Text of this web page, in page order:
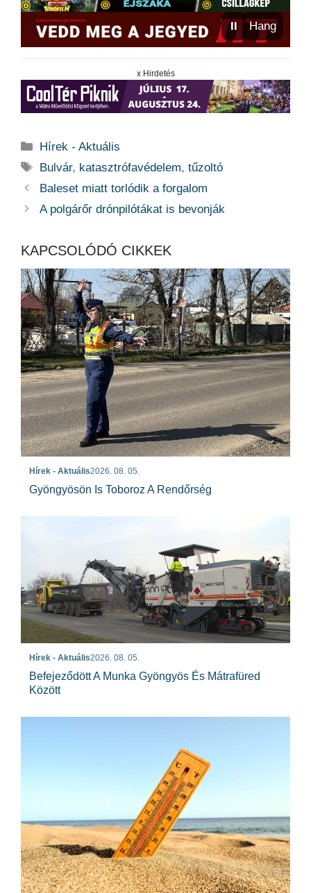
⏸ Hang
x Hirdetés
Kategória
Hírek - Aktuális
Címkék
Bulvár, katasztrófavédelem,tűzoltó
Baleset miatt torlódik a forgalom
A polgárőr drónpilótákat is bevonják
KAPCSOLÓDÓ CIKKEK
Hírek - Aktuális2026. 08. 05.
Gyöngyösön Is Toboroz A Rendőrség
Hírek - Aktuális2026. 08. 05.
Befejeződött A Munka Gyöngyös És Mátrafüred
Között